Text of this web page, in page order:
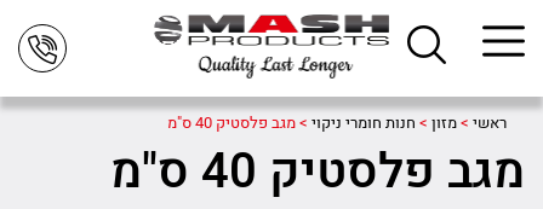
ראשי >מזון > חנות חומרי ניקוי >מגב פלסטיק 40 ס"מ
מגב פלסטיק 40 ס"מ